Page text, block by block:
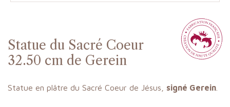
Statue du Sacré Coeur
32.50 cm de Gerein
Statue en plâtre du Sacré Coeur de Jésus, signé Gerein